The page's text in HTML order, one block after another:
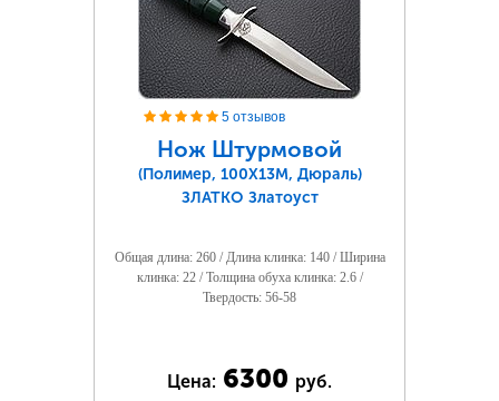
5 отзывов
Нож Штурмовой
(Полимер, 100Х13М, Дюраль)
ЗЛАТКО Златоуст
Общая длина: 260 / Длина клинка: 140 / Ширина
клинка: 22 / Толщина обуха клинка: 2.6 /
Твердость: 56-58
Цена: 6300 руб.